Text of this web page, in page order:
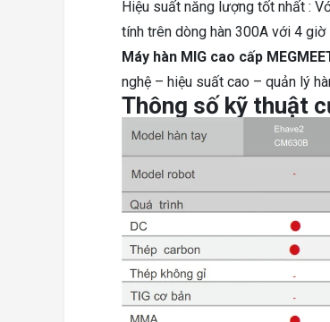
Hiệu suất năng lượng tốt nhất :
tính trên dòng hàn 300A với 4
Máy hàn MIG cao cấp
nghệ – hiệu suất cao – quản lý
Thông số kỹ thuật